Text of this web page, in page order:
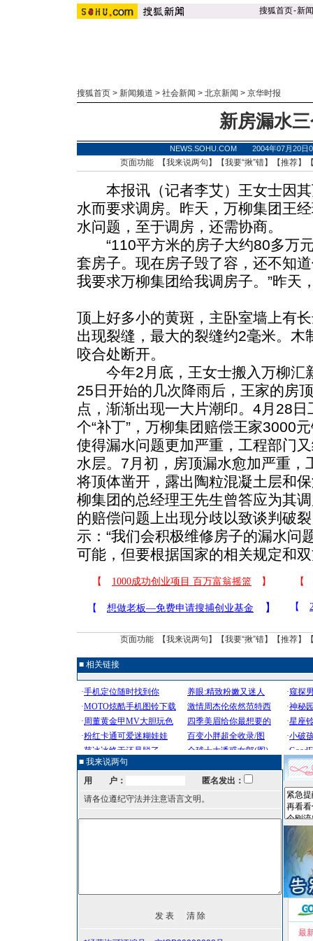
搜狐首页-新闻
搜狐首页 > 新闻频道 > 社会新闻 > 北京新闻 > 京华时报
新房漏水
NEWS.SOHU.COM 2004年07月20
页面功能 【我来说两句 】【我要“揪”错】【推荐】
本报讯（记者李艾）王女士因其
水而要求调房。昨天，万柳集团王
水问题，至于调房，还需协商。
“110平方米的房子大约80多万元
套房子。现在房子毁了容，还不知
我要求万柳集团给我调房子。”昨天
顶上好多小的黄斑，主卧室墙上有
出现裂缝，最大的裂缝约2毫米。木
咬合处断开。
今年2月底，王女士搬入万柳汇
25日开始的几次降雨后，王家的房
点，渐渐出现一大片潮印。4月28
个“补丁”，万柳集团赔偿王家3000
使得漏水问题更加严重，工程部门
水层。7月初，房顶漏水愈加严重，
将顶体凿开，露出陶粒混凝土层和
柳集团的总经理王先生曾答应为其
的赔偿问题上出现分歧以致谈判破
示：“我们会积极维修房子的漏水问
可能，但要根据国家的相关规定和
页面功能 【我来说两句 】【我要“揪”错】【推荐】
■ 相关链接
■ 我来说两句
用 户：
匿名发出：
请各位遵纪守法并注意语言文明。
最